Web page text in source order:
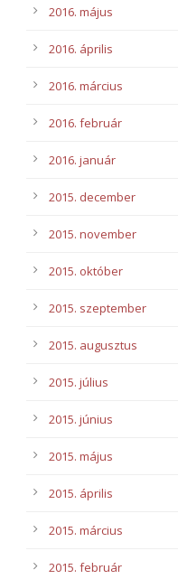
2016. május
2016. április
2016. március
2016. február
2016. január
2015. december
2015. november
2015. október
2015. szeptember
2015. augusztus
2015. július
2015. június
2015. május
2015. április
2015. március
2015. február